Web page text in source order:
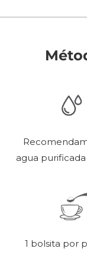
agua
1 bolsita por